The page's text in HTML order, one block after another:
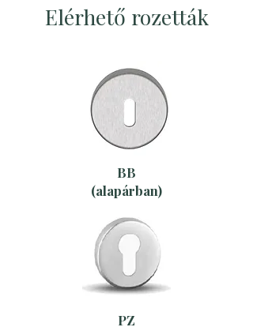
Elérhető rozetták
BB
(alapárban)
PZ